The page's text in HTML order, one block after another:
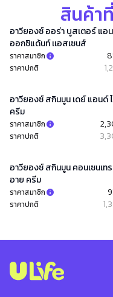
สินค้า
อาวียองซ์ ออร่า บูสเตอร์ แอ
ออกซิแด้นท์ เเอสเซนส์
ราคาสมาชิก
ราคาปกติ
อาวียองซ์ สกินมูน เดย์ แอนด์
ครีม
ราคาสมาชิก
ราคาปกติ
อาวียองซ์ สกินมูน คอนเซนเท
อาย ครีม
ราคาสมาชิก
ราคาปกติ